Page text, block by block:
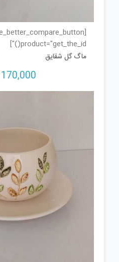
product="get_the_id()"]
ماگ گل شقایق
170,000